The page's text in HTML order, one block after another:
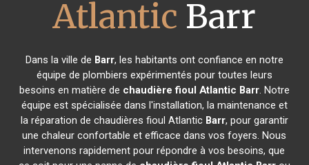
Atlantic Barr
Dans la ville de Barr, les habitants ont confiance en notre
équipe de plombiers expérimentés pour toutes leurs
besoins en matière de chaudière fioul Atlantic Barr. Notre
équipe est spécialisée dans l'installation, la maintenance et
la réparation de chaudières fioul Atlantic Barr, pour garantir
une chaleur confortable et efficace dans vos foyers. Nous
intervenons rapidement pour répondre à vos besoins, que